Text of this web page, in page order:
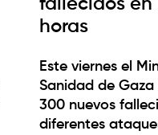
fallecidos en
horas
Este viernes el
Sanidad de
300 nuevos
diferentes